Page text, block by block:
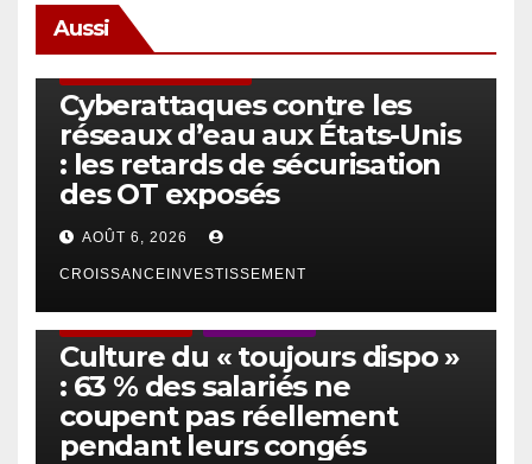
Aussi
Cyberattaques contre les
réseaux d’eau aux États-Unis
: les retards de sécurisation
des OT exposés
AOÛT 6, 2026
CROISSANCEINVESTISSEMENT
Culture du « toujours dispo »
: 63 % des salariés ne
coupent pas réellement
pendant leurs congés